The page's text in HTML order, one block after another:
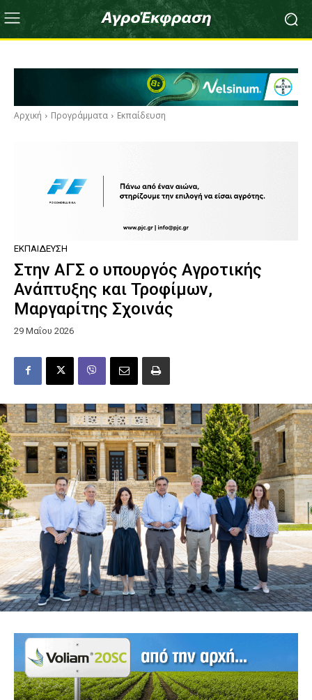
Αρχική Προγράμματα Εκπαίδευση
ΕΚΠΑΊΔΕΥΣΗ
Στην ΑΓΣ ο υπουργός Αγροτικής
Ανάπτυξης και Τροφίμων,
Μαργαρίτης Σχοινάς
29 Μαΐου 2026